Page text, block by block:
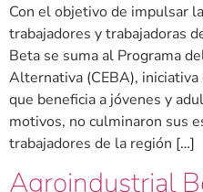
Con el objetivo de impulsar
trabajadores y trabajadoras
Beta se suma al Programa
Alternativa (CEBA),
que beneficia a jóvenes y
motivos, no culminaron sus
trabajadores de la región […]
Agroindustrial